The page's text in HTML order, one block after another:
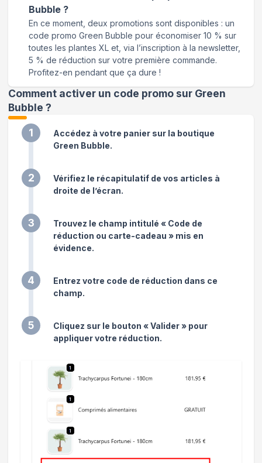
Bubble ?
En ce moment, deux promotions sont disponibles : un
code promo Green Bubble pour économiser 10 % sur
toutes les plantes XL et, via l’inscription à la newsletter,
5 % de réduction sur votre première commande.
Profitez-en pendant que ça dure !
Comment activer un code promo sur Green
Bubble ?
1
Accédez à votre panier sur la boutique
Green Bubble.
2
Vérifiez le récapitulatif de vos articles à
droite de l’écran.
3
Trouvez le champ intitulé « Code de
réduction ou carte-cadeau » mis en
évidence.
4
Entrez votre code de réduction dans ce
champ.
5
Cliquez sur le bouton « Valider » pour
appliquer votre réduction.